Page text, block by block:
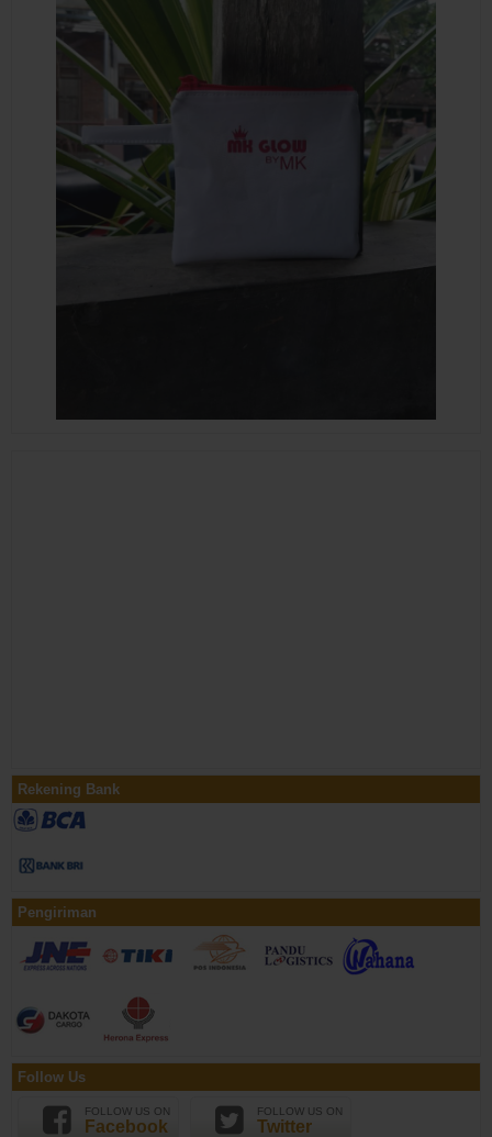
Rekening Bank
Pengiriman
Follow Us
FOLLOW US ON
Facebook
FOLLOW US ON
Twitter